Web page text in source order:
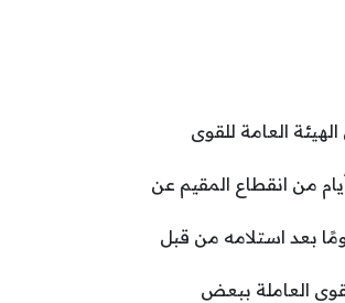
العامة للقوى
صاحب العمل تقديم بلاغ التغيب إلى الهيئة العامة للقوى العاملة بعد مرور 7 أيام من انقطاع المقيم عن
صاحب العمل تقديم الإخطار ببلاغ التغيب إلى وزارة الداخلية في غضون 15 يومًا بعد استلامه من قبل
مع قيام هيئة القوى العاملة ببعض